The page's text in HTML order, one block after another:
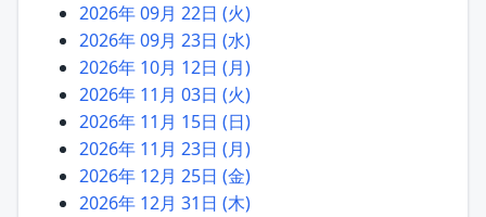
2026年 09月 22日 (火)
2026年 09月 23日 (水)
2026年 10月 12日 (月)
2026年 11月 03日 (火)
2026年 11月 15日 (日)
2026年 11月 23日 (月)
2026年 12月 25日 (金)
2026年 12月 31日 (木)